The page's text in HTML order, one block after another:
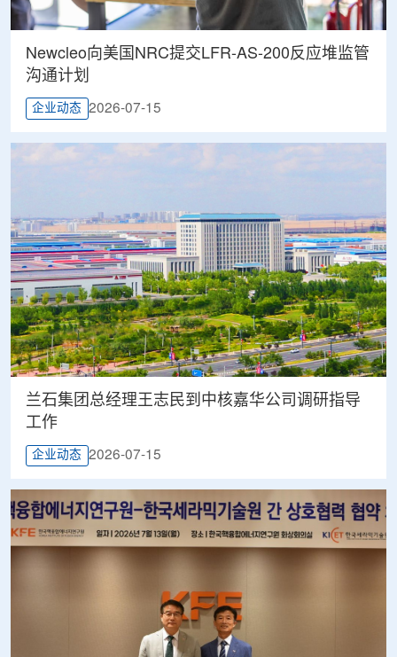
Newcleo向美国NRC提交LFR-AS-200反应堆监管
沟通计划
企业动态 2026-07-15
兰石集团总经理王志民到中核嘉华公司调研指导
工作
企业动态 2026-07-15